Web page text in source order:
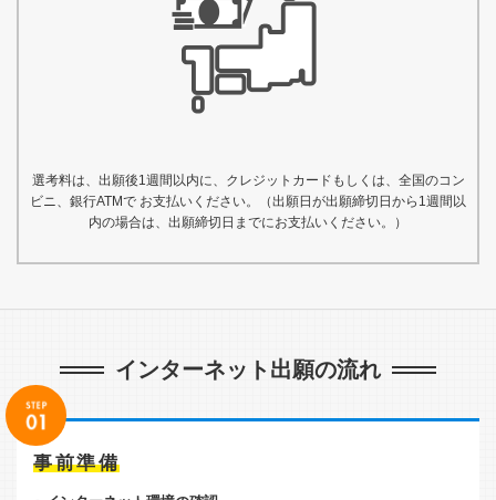
選考料は、出願後1週間以内に、クレジットカードもしくは、全国のコン
ビニ、銀行ATMで お支払いください。（出願日が出願締切日から1週間以
内の場合は、出願締切日までにお支払いください。）
インターネット出願の流れ
事前準備